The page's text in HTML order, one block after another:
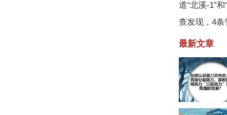
道“北溪-1”
查发现，4条
最新文章